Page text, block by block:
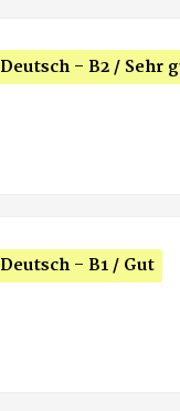
Deutsch - B2 / Sehr
Deutsch - B1 / Gut